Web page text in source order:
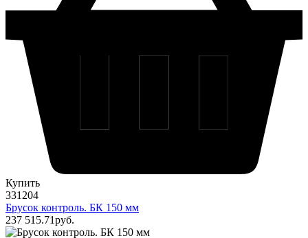
Купить
331204
Брусок контроль. БК 150 мм
237 515.71pуб.